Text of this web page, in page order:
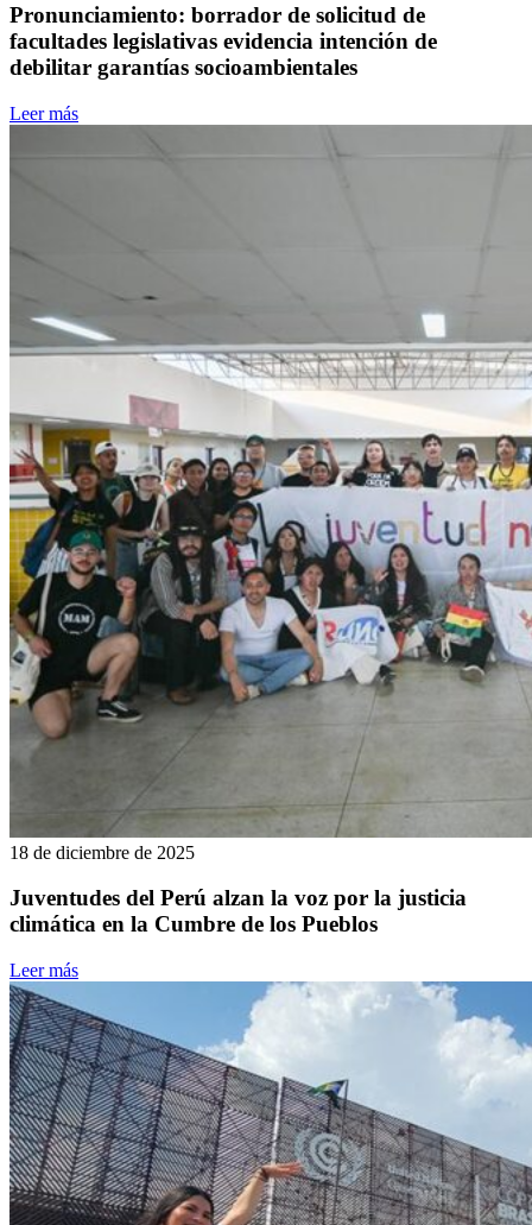
Pronunciamiento: borrador de solicitud de
facultades legislativas evidencia intención de
debilitar garantías socioambientales
Leer más
18 de diciembre de 2025
Juventudes del Perú alzan la voz por la justicia
climática en la Cumbre de los Pueblos
Leer más